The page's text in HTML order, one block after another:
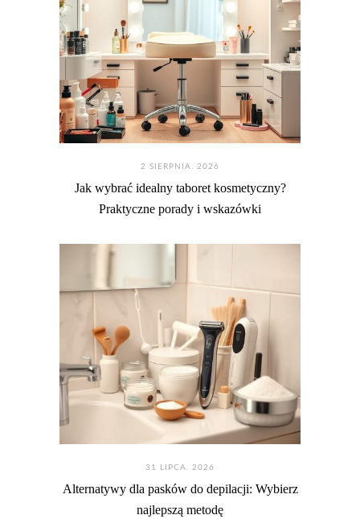
2 SIERPNIA. 2026
Jak wybrać idealny taboret kosmetyczny?
Praktyczne porady i wskazówki
31 LIPCA. 2026
Alternatywy dla pasków do depilacji: Wybierz
najlepszą metodę